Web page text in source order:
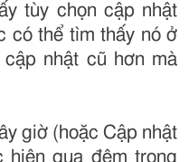
tùy chọn cập nhật
có thể tìm thấy nó ở
nhật cũ hơn mà
giờ (hoặc Cập nhật
hiện qua đêm trong